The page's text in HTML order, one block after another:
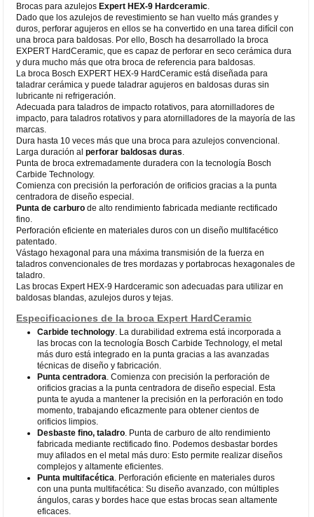
Brocas para azulejosExpert HEX-9 Hardceramic
Dado que los azulejos de revestimiento se han vuelto más grandes y
duros, perforar agujeros en ellos se ha convertido en una tarea difícil con
una broca para baldosas. Por ello, Bosch ha desarrollado la broca
EXPERT HardCeramic, que es capaz de perforar en seco cerámica dura
y dura mucho más que otra broca de referencia para baldosas.
La broca Bosch EXPERT HEX-9 HardCeramic está diseñada para
taladrar cerámica y puede taladrar agujeros en baldosas duras sin
lubricante ni refrigeración.
Adecuada para taladros de impacto rotativos, para atornilladores de
impacto, para taladros rotativos y para atornilladores de la mayoría de las
marcas.
Dura hasta 10 veces más que una broca para azulejos convencional.
Larga duración alperforar baldosas duras
Punta de broca extremadamente duradera con la tecnología Bosch
Carbide Technology.
Comienza con precisión la perforación de orificios gracias a la punta
centradora de diseño especial.
Punta de carburo de alto rendimiento fabricada mediante rectificado
fino.
Perforación eficiente en materiales duros con un diseño multifacético
patentado.
Vástago hexagonal para una máxima transmisión de la fuerza en
taladros convencionales de tres mordazas y portabrocas hexagonales de
taladro.
Las brocas Expert HEX-9 Hardceramic son adecuadas para utilizar en
baldosas blandas, azulejos duros y tejas.
Especificaciones de la broca Expert HardCeramic
Carbide technology . La durabilidad extrema está incorporada a
las brocas con la tecnología Bosch Carbide Technology, el metal
más duro está integrado en la punta gracias a las avanzadas
técnicas de diseño y fabricación.
Punta centradora . Comienza con precisión la perforación de
orificios gracias a la punta centradora de diseño especial. Esta
punta te ayuda a mantener la precisión en la perforación en todo
momento, trabajando eficazmente para obtener cientos de
orificios limpios.
Desbaste fino, taladro . Punta de carburo de alto rendimiento
fabricada mediante rectificado fino. Podemos desbastar bordes
muy afilados en el metal más duro: Esto permite realizar diseños
complejos y altamente eficientes.
Punta multifacética . Perforación eficiente en materiales duros
con una punta multifacética: Su diseño avanzado, con múltiples
ángulos, caras y bordes hace que estas brocas sean altamente
eficaces.